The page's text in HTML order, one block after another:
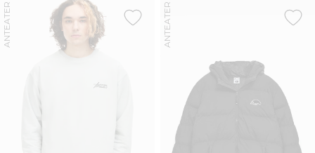
ANTEATER ANTEATER